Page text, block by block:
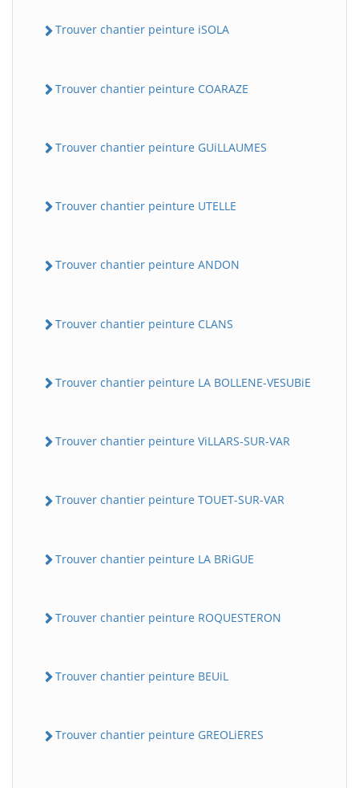
Trouver chantier peinture iSOLA
Trouver chantier peinture COARAZE
Trouver chantier peinture GUiLLAUMES
Trouver chantier peinture UTELLE
Trouver chantier peinture ANDON
Trouver chantier peinture CLANS
Trouver chantier peinture LA BOLLENE-VESUBiE
Trouver chantier peinture ViLLARS-SUR-VAR
Trouver chantier peinture TOUET-SUR-VAR
Trouver chantier peinture LA BRiGUE
Trouver chantier peinture ROQUESTERON
Trouver chantier peinture BEUiL
Trouver chantier peinture GREOLiERES